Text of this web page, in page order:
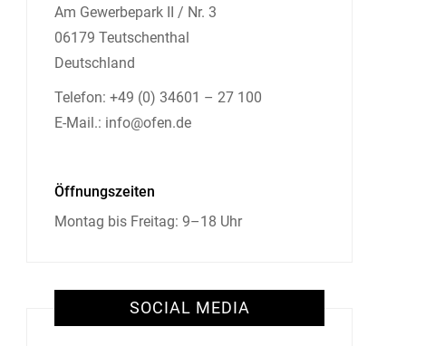
Am Gewerbepark II / Nr. 3
06179 Teutschenthal
Deutschland
Telefon: +49 (0) 34601 – 27 100
E-Mail.: info@ofen.de
Öffnungszeiten
Montag bis Freitag: 9–18 Uhr
SOCIAL MEDIA